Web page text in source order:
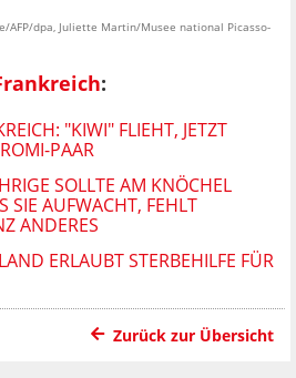
AFP/dpa, Juliette Martin/Musee national Picasso-
:
"KIWI" FLIEHT, JETZT
PAAR
SOLLTE AM KNÖCHEL
SIE AUFWACHT, FEHLT
ANDERES
ERLAUBT STERBEHILFE FÜR
Zurück zur Übersicht